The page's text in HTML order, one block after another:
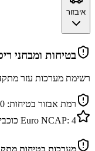
איבזור
בטיחות ומבחני
רשימת מערכות עזר
רמת אבזור בטיחות: 0
Euro NCAP: 4
מערכות בטיחות